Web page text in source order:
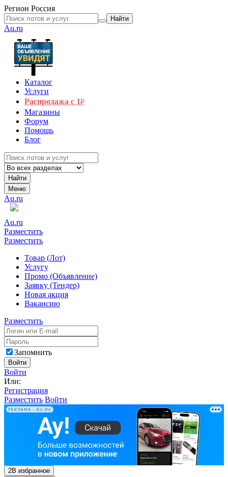
Регион Россия
Найти
Au.ru
Каталог
Услуги
Распродажа с 1₽
Магазины
Форум
Помощь
Блог
Найти
Меню
Au.ru
Au.ru
Разместить
Разместить
Товар (Лот)
Услугу
Промо (Объявление)
Заявку (Тендер)
Новая акция
Вакансию
Разместить
Запомнить
Войти
Войти
Или:
Регистрация
Разместить Войти
РЕКЛАМА • AU.RU
2В избранное